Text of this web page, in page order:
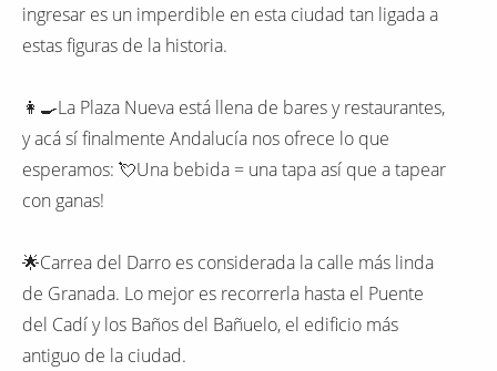
ingresar es un imperdible en esta ciudad tan ligada a
estas figuras de la historia.
👩‍🍳La Plaza Nueva está llena de bares y restaurantes,
y acá sí finalmente Andalucía nos ofrece lo que
esperamos: 💘Una bebida = una tapa así que a tapear
con ganas!
🌟Carrea del Darro es considerada la calle más linda
de Granada. Lo mejor es recorrerla hasta el Puente
del Cadí y los Baños del Bañuelo, el edificio más
antiguo de la ciudad.